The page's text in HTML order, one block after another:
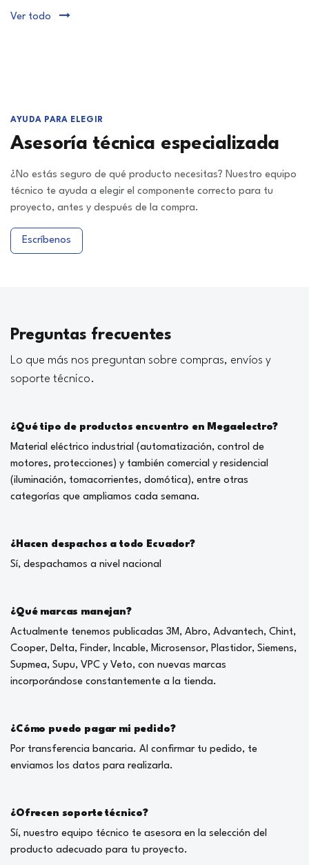
Ver todo
AYUDA PARA ELEGIR
Asesoría técnica especializada
¿No estás seguro de qué producto necesitas? Nuestro equipo
técnico te ayuda a elegir el componente correcto para tu
proyecto, antes y después de la compra.
Escríbenos
Preguntas frecuentes
Lo que más nos preguntan sobre compras, envíos y
soporte técnico.
¿Qué tipo de productos encuentro en Megaelectro?
Material eléctrico industrial (automatización, control de
motores, protecciones) y también comercial y residencial
(iluminación, tomacorrientes, domótica), entre otras
categorías que ampliamos cada semana.
¿Hacen despachos a todo Ecuador?
Sí, despachamos a nivel nacional
¿Qué marcas manejan?
Actualmente tenemos publicadas 3M, Abro, Advantech, Chint,
Cooper, Delta, Finder, Incable, Microsensor, Plastidor, Siemens,
Supmea, Supu, VPC y Veto, con nuevas marcas
incorporándose constantemente a la tienda.
¿Cómo puedo pagar mi pedido?
Por transferencia bancaria. Al confirmar tu pedido, te
enviamos los datos para realizarla.
¿Ofrecen soporte técnico?
Sí, nuestro equipo técnico te asesora en la selección del
producto adecuado para tu proyecto.